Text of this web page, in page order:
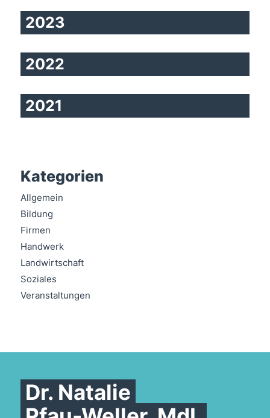
2023
2022
2021
Kategorien
Allgemein
Bildung
Firmen
Handwerk
Landwirtschaft
Soziales
Veranstaltungen
Dr. Natalie